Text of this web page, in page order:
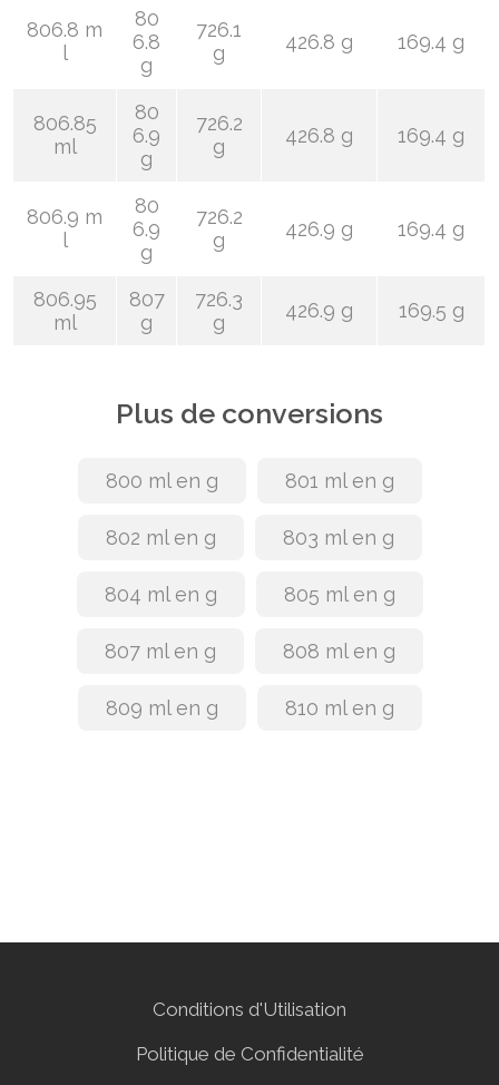
806.8 m
l
80
6.8
g
726.1
g
426.8 g 169.4 g
806.85
ml
80
6.9
g
726.2
g
426.8 g 169.4 g
806.9 m
l
80
6.9
g
726.2
g
426.9 g 169.4 g
806.95
ml
807
g
726.3
g
426.9 g 169.5 g
Plus de conversions
800 ml en g 801 ml en g
802 ml en g 803 ml en g
804 ml en g 805 ml en g
807 ml en g 808 ml en g
809 ml en g 810 ml en g
Conditions d'Utilisation
Politique de Confidentialité